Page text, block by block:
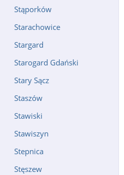
Stąporków
Starachowice
Stargard
Starogard Gdański
Stary Sącz
Staszów
Stawiski
Stawiszyn
Stepnica
Stęszew